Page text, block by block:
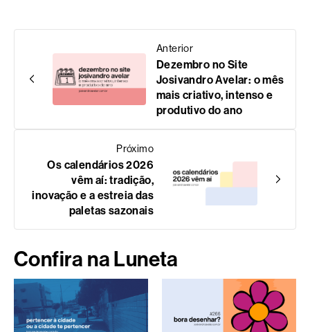
Anterior
Dezembro no Site
Josivandro Avelar: o mês
mais criativo, intenso e
produtivo do ano
Próximo
Os calendários 2026
vêm aí: tradição,
inovação e a estreia das
paletas sazonais
Confira na Luneta